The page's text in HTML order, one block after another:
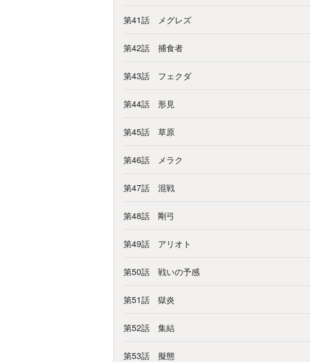
第41話 メグレズ
第42話 捕食者
第43話 フェクダ
第44話 形見
第45話 草原
第46話 メラク
第47話 混戦
第48話 剛弓
第49話 アリオト
第50話 戦いの予感
第51話 獄炎
第52話 集結
第53話 擬態